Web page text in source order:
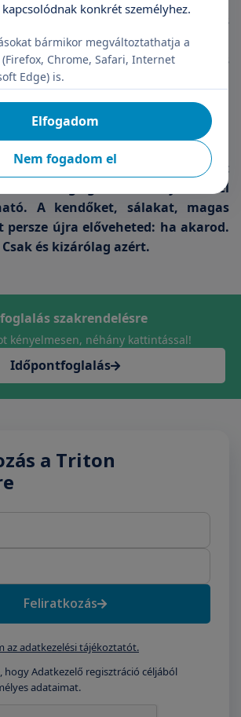
háttal aludni, és lehetőleg pépes
ételeket enni. Két hét múlva
varratszedés, utána rendszeres
szükség, melynek időpontjairól a
tájékoztat.
kendőzésre
műtét után szinte tökéletes képet
ám a végleges eredmény csak fél
A kendőket, sálakat, magas
újra előveheted: ha akarod.
és kizárólag azért.
szakrendelésre
kényelmesen, néhány kattintással!
Időpontfoglalás
a Triton
Feliratkozás
az adatkezelési tájékoztatót.
hogy Adatkezelő regisztráció céljából
adataimat.
konkrét személyhez.
bármikor megváltoztathatja a
Chrome, Safari, Internet
Edge) is.
Nem fogadom el
Elfogadom